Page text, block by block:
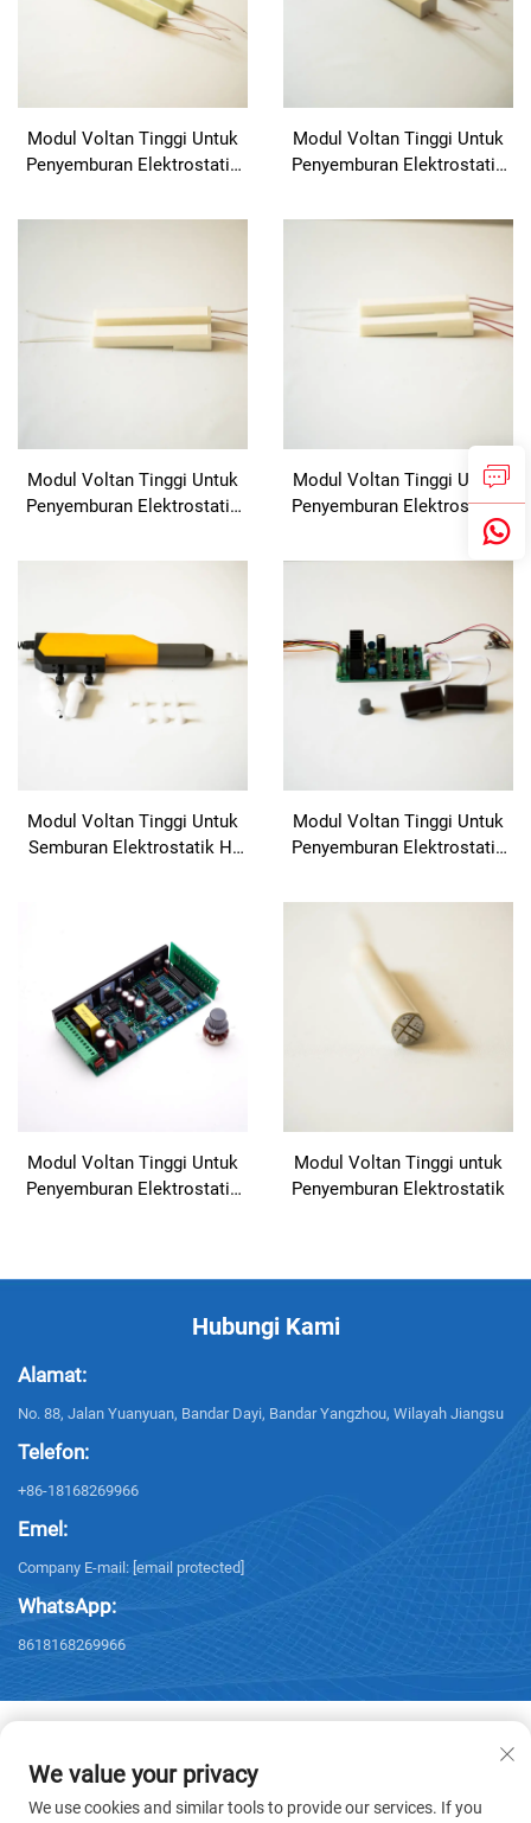
Modul Voltan Tinggi Untuk
Penyemburan Elektrostatik
Modul Voltan Tinggi Untuk
Penyemburan Elektrostatik
Modul Voltan Tinggi Untuk
Penyemburan Elektrostatik
Modul Voltan Tinggi Untuk
Penyemburan Elektrostatik
Modul Voltan Tinggi Untuk
Semburan Elektrostatik H-
Modul Voltan Tinggi Untuk
Penyemburan Elektrostatik
Modul Voltan Tinggi Untuk
Penyemburan Elektrostatik
Modul Voltan Tinggi untuk
Penyemburan Elektrostatik
Hubungi Kami
Alamat:
No. 88, Jalan Yuanyuan, Bandar Dayi, Bandar Yangzhou, Wilayah Jiangsu
Telefon:
+86-18168269966
Emel:
Company E-mail: [email protected]
WhatsApp:
8618168269966
Hak Cipta © 2026 Yangzhou Sanxing Technology CO.,LTD. Semua hak
We value your privacy
We use cookies and similar tools to provide our services. If you